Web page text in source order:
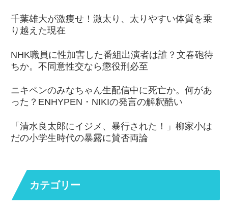
千葉雄大が激痩せ！激太り、太りやすい体質を乗
り越えた現在
NHK職員に性加害した番組出演者は誰？文春砲待
ちか。不同意性交なら懲役刑必至
ニキペンのみなちゃん生配信中に死亡か。何があ
った？ENHYPEN・NIKIの発言の解釈酷い
「清水良太郎にイジメ、暴行された！」柳家小は
だの小学生時代の暴露に賛否両論
カテゴリー